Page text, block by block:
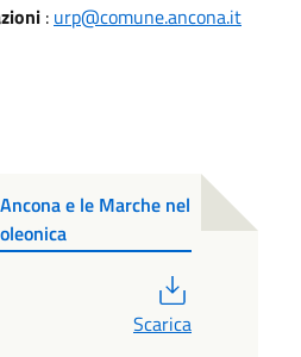
: urp@comune.ancona.it
e le Marche nel
Scarica